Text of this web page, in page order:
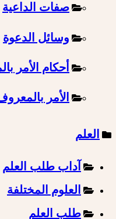
صفات الداعية
وسائل الدعوة
أحكام الأمر
الأمر
العلم
آداب طلب العلم
العلوم المختلفة
طلب العلم